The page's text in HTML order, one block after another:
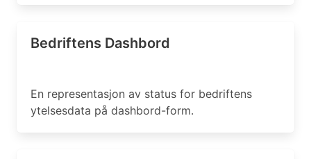
Bedriftens Dashbord
En representasjon av status for bedriftens
ytelsesdata på dashbord-form.